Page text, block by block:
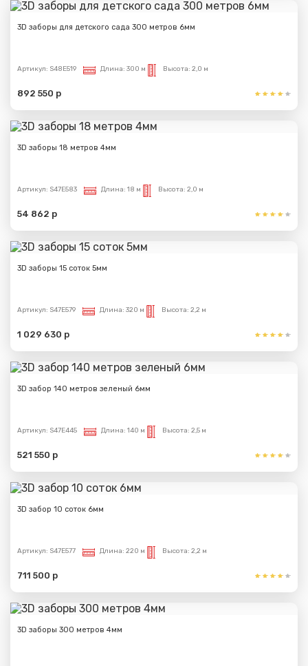
3D заборы для детского сада 300 метров 6мм
Артикул: S48E519 Длина: 300 м Высота: 2,0 м
892 550 р
3D заборы 18 метров 4мм
Артикул: S47E583 Длина: 18 м Высота: 2,0 м
54 862 р
3D заборы 15 соток 5мм
Артикул: S47E579 Длина: 320 м Высота: 2,2 м
1 029 630 р
3D забор 140 метров зеленый 6мм
Артикул: S47E445 Длина: 140 м Высота: 2,5 м
521 550 р
3D забор 10 соток 6мм
Артикул: S47E577 Длина: 220 м Высота: 2,2 м
711 500 р
3D заборы 300 метров 4мм